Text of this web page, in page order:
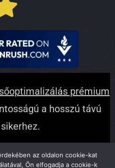
prémium
a hosszú távú
láthatóságban – kérj
az oldalon cookie-kat
Ön elfogadja a cookie-k